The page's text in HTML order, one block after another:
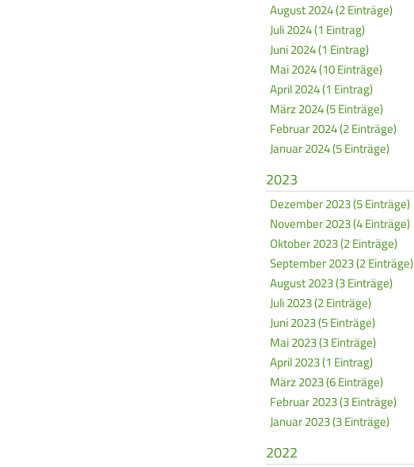
August 2024 (2 Einträge)
Juli 2024 (1 Eintrag)
Juni 2024 (1 Eintrag)
Mai 2024 (10 Einträge)
April 2024 (1 Eintrag)
März 2024 (5 Einträge)
Februar 2024 (2 Einträge)
Januar 2024 (5 Einträge)
2023
Dezember 2023 (5 Einträge)
November 2023 (4 Einträge)
Oktober 2023 (2 Einträge)
September 2023 (2 Einträge)
August 2023 (3 Einträge)
Juli 2023 (2 Einträge)
Juni 2023 (5 Einträge)
Mai 2023 (3 Einträge)
April 2023 (1 Eintrag)
März 2023 (6 Einträge)
Februar 2023 (3 Einträge)
Januar 2023 (3 Einträge)
2022